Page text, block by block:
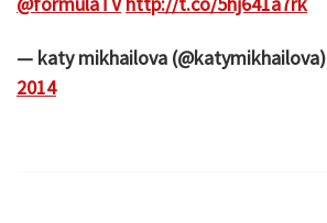
— katy mikhailova (@katymikhailova)
2014